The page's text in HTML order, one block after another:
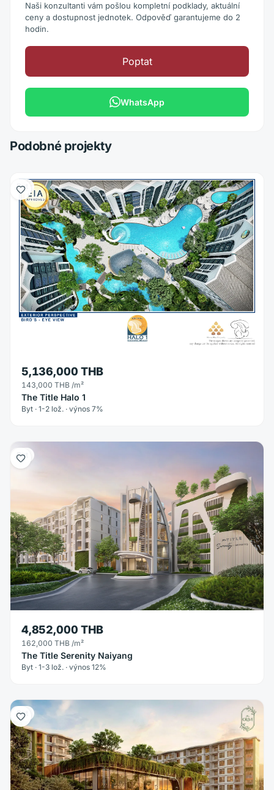
Naši konzultanti vám pošlou kompletní podklady, aktuální
ceny a dostupnost jednotek. Odpověď garantujeme do 2
hodin.
Poptat
WhatsApp
Podobné projekty
Byt
5,136,000 THB
143,000 THB /m²
The Title Halo 1
Byt · 1-2 lož. · výnos 7%
Byt
4,852,000 THB
162,000 THB /m²
The Title Serenity Naiyang
Byt · 1-3 lož. · výnos 12%
Byt